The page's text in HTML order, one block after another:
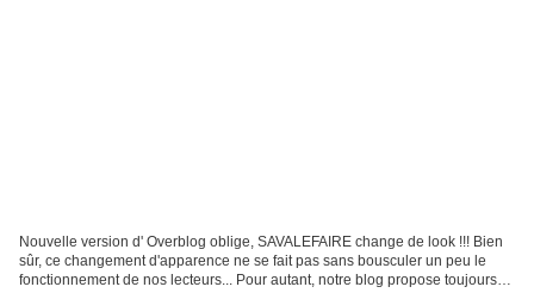
Nouvelle version d' Overblog oblige, SAVALEFAIRE change de look !!! Bien
sûr, ce changement d'apparence ne se fait pas sans bousculer un peu le
fonctionnement de nos lecteurs... Pour autant, notre blog propose toujours